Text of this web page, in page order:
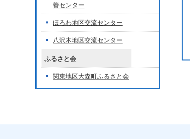
善センター
ほろわ地区交流センター
八沢木地区交流センター
ふるさと会
関東地区大森町ふるさと会